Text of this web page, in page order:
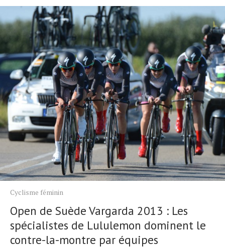
Cyclisme féminin
Open de Suède Vargarda 2013 : Les
spécialistes de Lululemon dominent le
contre-la-montre par équipes